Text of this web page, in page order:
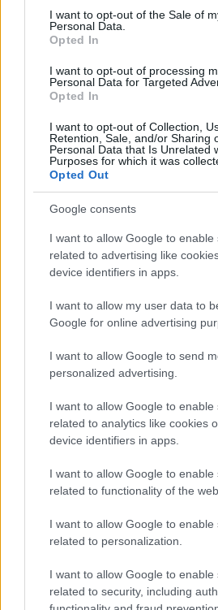
consent section.
I want to opt-out of the Sale of
Personal Data.
Opted In
I want to opt-out of processing
Personal Data for Targeted
Opted In
I want to opt-out of Collection,
Retention, Sale, and/or Sharing
Personal Data that Is Unrelated
Purposes for which it was
Opted Out
Google consents
I want to allow Google to enable
related to advertising like
device identifiers in apps.
I want to allow my user data to
Google for online advertising
I want to allow Google to send
personalized advertising.
I want to allow Google to enable
related to analytics like cookies
device identifiers in apps.
I want to allow Google to enable
related to functionality of the
I want to allow Google to enable
related to personalization.
I want to allow Google to enable
related to security, including
2023.07.22
A szervezők tájékoztatásából kiderült,
án, vasárnap tartják meg a szombatra
zivatarveszélyes időjárás miatt.
Jövő szombaton
Balaton-átúszást
2022.07.17